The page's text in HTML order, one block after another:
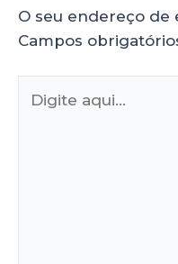
O seu endereço de
Campos